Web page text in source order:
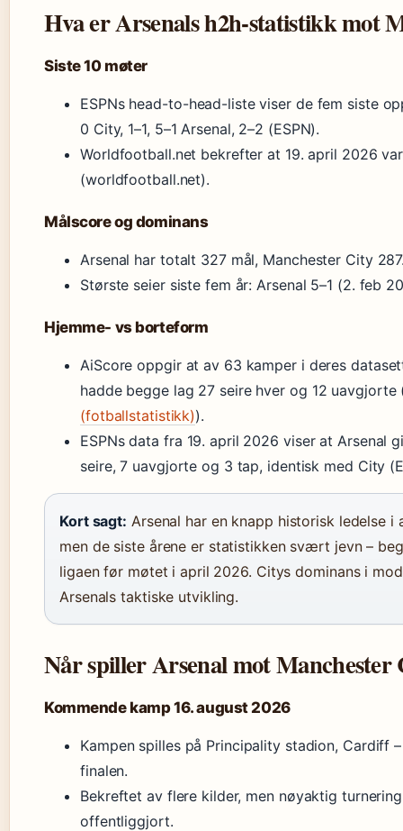
Hva er Arsenals h2h-statistikk mot
Siste 10 møter
ESPNs head-to-head-liste viser de fem siste
0 City, 1–1, 5–1 Arsenal, 2–2 (ESPN).
Worldfootball.net bekrefter at 19. april 2026
(worldfootball.net).
Målscore og dominans
Arsenal har totalt 327 mål, Manchester City
Største seier siste fem år: Arsenal 5–1 (2. feb
Hjemme- vs borteform
AiScore oppgir at av 63 kamper i deres
hadde begge lag 27 seire hver og 12 uavgjorte
(fotballstatistikk)).
ESPNs data fra 19. april 2026 viser at Arsenal
seire, 7 uavgjorte og 3 tap, identisk med City
Kort sagt: Arsenal har en knapp historisk ledelse i
men de siste årene er statistikken svært jevn –
ligaen før møtet i april 2026. Citys dominans i
Arsenals taktiske utvikling.
Når spiller Arsenal mot Manchester
Kommende kamp 16. august 2026
Kampen spilles på Principality stadion, Cardiff
finalen.
Bekreftet av flere kilder, men nøyaktig
offentliggjort.